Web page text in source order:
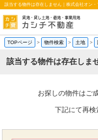
該当する物件は存在しません｜株式会社オン・
TOPページ > 物件検索 > 土地 >
該当する物件は存在しま
お探しの物件はご
下記にて再検